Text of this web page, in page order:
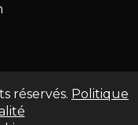
réservés. Politique